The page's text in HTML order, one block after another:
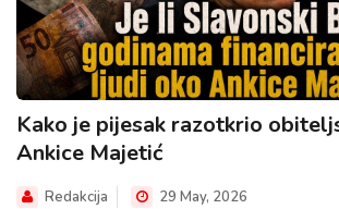
Kako je pijesak razotkrio
Ankice Majetić
Redakcija 29 May, 2026